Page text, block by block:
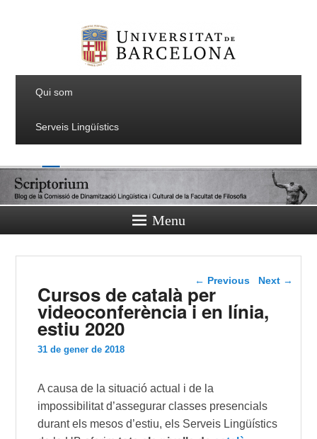
Qui som
Serveis Lingüístics
Menu
Post navigation
← Previous Next →
Cursos de català per
videoconferència i en línia,
estiu 2020
31 de gener de 2018
A causa de la situació actual i de la
impossibilitat d’assegurar classes presencials
durant els mesos d’estiu, els Serveis Lingüístics